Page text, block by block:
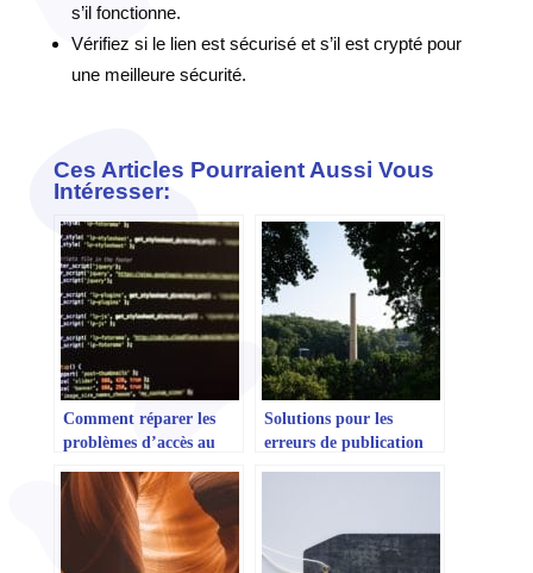
s’il fonctionne.
Vérifiez si le lien est sécurisé et s’il est crypté pour
une meilleure sécurité.
Ces Articles Pourraient Aussi Vous
Intéresser:
Comment réparer les
problèmes d’accès au
WordPress
Solutions pour les
erreurs de publication